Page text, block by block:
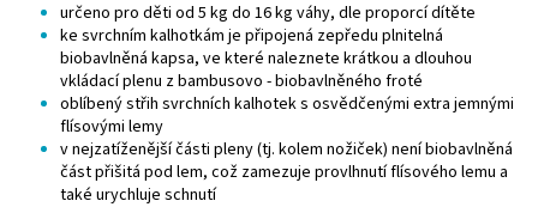
určeno pro děti od 5 kg do 16 kg váhy, dle proporcí dítěte
ke svrchním kalhotkám je připojená zepředu plnitelná
biobavlněná kapsa, ve které naleznete krátkou a dlouhou
vkládací plenu z bambusovo - biobavlněného froté
oblíbený střih svrchních kalhotek s osvědčenými extra jemnými
flísovými lemy
v nejzatíženější části pleny (tj. kolem nožiček) není biobavlněná
část přišitá pod lem, což zamezuje provlhnutí flísového lemu a
také urychluje schnutí